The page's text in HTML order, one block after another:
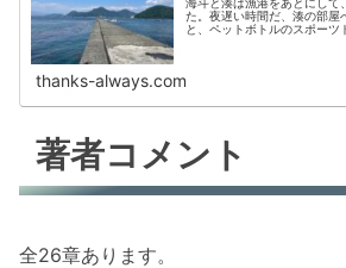
た。夜遅い時間だ、湊の部屋
と、ペットボトルのスポー
thanks-always.com
著者コメント
全26章あります。